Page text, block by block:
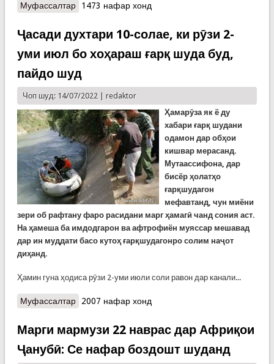
Муфассалтаро МАШВАРАТ ДАР ФАЗОИ МАҶОЗӢ. Чӣ бояд
1473 нафар хонд
Ҷасади духтари 10-солае, ки рӯзи 2-
уми июл бо хоҳараш ғарқ шуда буд,
пайдо шуд
Чоп шуд: 14/07/2022 | redaktor
Ҳамарӯза як ё ду
хабари ғарқ шудани
одамон дар обҳои
кишвар мерасанд.
Мутаассифона, дар
бисёр ҳолатҳо
ғарқшудагон
мефавтанд, чун миёни
зери об рафтану фаро расидани марг ҳамагӣ чанд сония аст.
На ҳамеша ба имдодгарон ва афтрофиён муяссар мешавад
дар ин муддати басо кутоҳ ғарқшудагонро солим наҷот
диҳанд.
Ҳамин гуна ҳодиса рӯзи 2-уми июли соли равон дар канали...
Муфассалтаро Ҷасади духтари 10-солае, ки рӯзи 2-уми июл
2007 нафар хонд
Марги мармузи 22 наврас дар Африқои
Ҷанубӣ: Се нафар боздошт шуданд